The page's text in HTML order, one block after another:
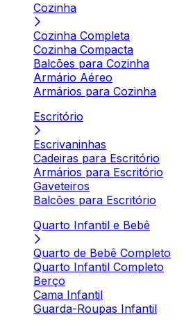
Cozinha
Cozinha Completa
Cozinha Compacta
Balcões para Cozinha
Armário Aéreo
Armários para Cozinha
Escritório
Escrivaninhas
Cadeiras para Escritório
Armários para Escritório
Gaveteiros
Balcões para Escritório
Quarto Infantil e Bebê
Quarto de Bebê Completo
Quarto Infantil Completo
Berço
Cama Infantil
Guarda-Roupas Infantil